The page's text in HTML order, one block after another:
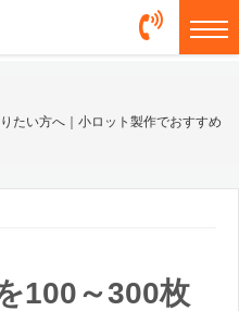
たい方へ｜小ロット製作でおすすめ
100～300枚